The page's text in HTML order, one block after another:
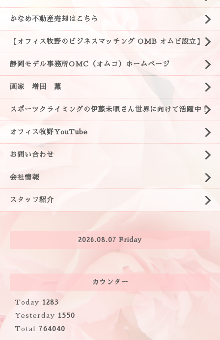
かなめ不動産売却はこちら
【オフィス牧野のビジネスマッチング OMB オムビ設立】
静岡モデル事務所OMC（オムコ）ホームページ
画家 増田 薫
スポーツクライミングの伊藤未唄さん世界に向けて活躍中！
オフィス牧野YouTube
お問い合わせ
会社情報
スタッフ紹介
2026.08.07 Friday
カウンター
Today 1283
Yesterday 1550
Total 764040